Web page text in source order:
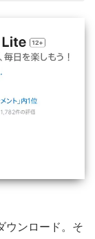
ウンロード。そ